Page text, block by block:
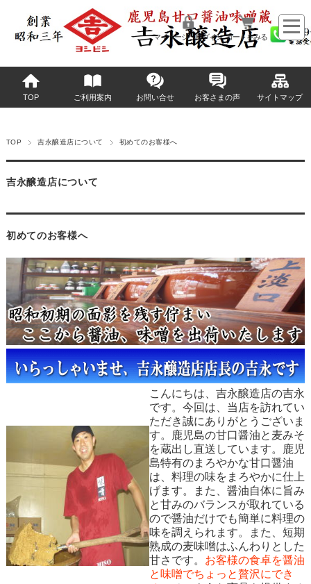
マイページへログイン カートをみる
TOP ご利用案内 お問い合せ お客さまの声 サイトマップ
TOP 吉永醸造店について 初めてのお客様へ
吉永醸造店について
初めてのお客様へ
こんにちは、吉永醸造店の吉永
です。今回は、当店を訪れてい
ただき誠にありがとうございま
す。鹿児島の甘口醤油と麦みそ
を蔵出し直送しています。鹿児
島特有のまろやかな甘口醤油
は、料理の味をまろやかに仕上
げます。また、醤油自体に旨み
と甘みのバランスが取れている
ので醤油だけでも簡単に料理の
味を調えられます。また、短期
熟成の麦味噌はふんわりとした
甘さです。 お客様の食卓を醤油
と味噌でちょっと贅沢にでき